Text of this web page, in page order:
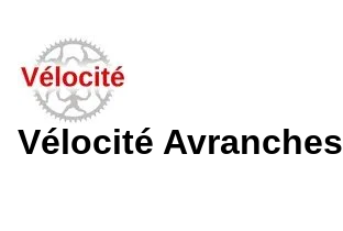
content
Vélocité Avranches